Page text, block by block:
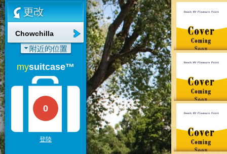
Chowchilla
mysuitcase™
0
登陸